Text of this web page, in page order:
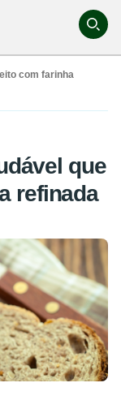
com farinha
que
refinada